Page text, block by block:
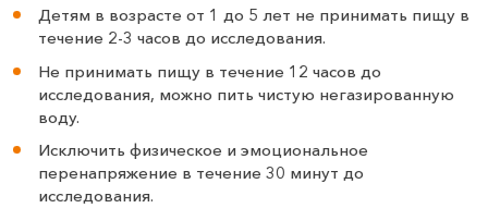
Детям в возрасте от 1 до 5 лет не принимать пищу в
течение 2-3 часов до исследования.
Не принимать пищу в течение 12 часов до
исследования, можно пить чистую негазированную
воду.
Исключить физическое и эмоциональное
перенапряжение в течение 30 минут до
исследования.